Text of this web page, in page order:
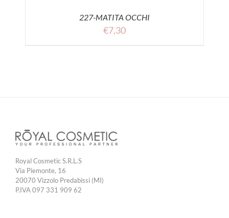
227-MATITA OCCHI
€7,30
Royal Cosmetic S.R.L.S
Via Piemonte, 16
20070 Vizzolo Predabissi (MI)
P.IVA 097 331 909 62